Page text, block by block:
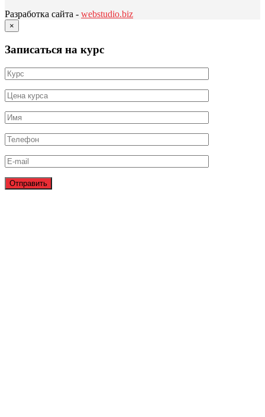
Разработка сайта - webstudio.biz
×
Записаться на курс